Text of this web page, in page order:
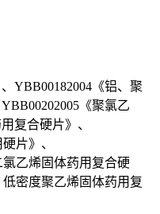
《铝、聚
《聚氯乙
复合硬片》、
片》、
乙烯固体药用复合硬
密度聚乙烯固体药用复